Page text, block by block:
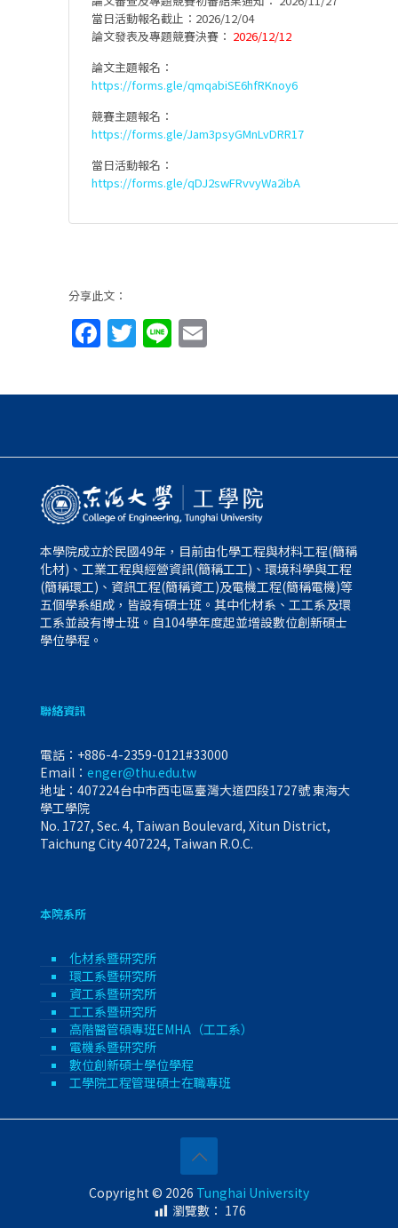
當日活動報名截止：2026/12/04
論文發表及專題競賽決賽： 2026/12/12
論文主題報名：
https://forms.gle/qmqabiSE6hfRKnoy6
競賽主題報名：
https://forms.gle/Jam3psyGMnLvDRR17
當日活動報名：
https://forms.gle/qDJ2swFRvvyWa2ibA
分享此文：
Facebook
Twitter
LineEmail
本學院成立於民國49年，目前由化學工程與材料工程(簡稱
化材)、工業工程與經營資訊(簡稱工工)、環境科學與工程
(簡稱環工)、資訊工程(簡稱資工)及電機工程(簡稱電機)等
五個學系組成，皆設有碩士班。其中化材系、工工系及環
工系並設有博士班。自104學年度起並增設數位創新碩士
學位學程。
聯絡資訊
電話： +886-4-2359-0121#33000
Email： enger@thu.edu.tw
地址：407224台中市西屯區臺灣大道四段1727號 東海大
學工學院
No. 1727, Sec. 4, Taiwan Boulevard, Xitun District,
Taichung City 407224, Taiwan R.O.C.
本院系所
化材系暨研究所
環工系暨研究所
資工系暨研究所
工工系暨研究所
高階醫管碩專班EMHA（工工系）
電機系暨研究所
數位創新碩士學位學程
工學院工程管理碩士在職專班
Copyright © 2026 Tunghai University
瀏覽數： 176